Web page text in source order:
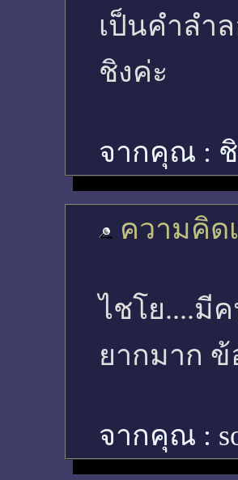
เป็นคำลำ
ชิงค่ะ
จากคุณ :
ความคิด
ไชโย....มี
ยากมาก
จากคุณ :